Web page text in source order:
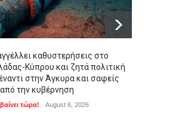
καθυστερήσεις στο
Κύπρου και ζητά πολιτική
στην Άγκυρα και σαφείς
την κυβέρνηση
τώρα! August 6, 2026